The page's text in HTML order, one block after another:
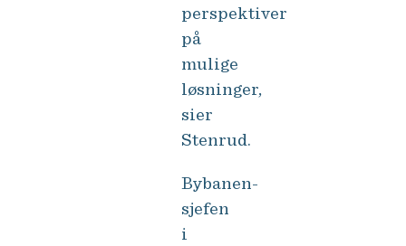
perspektiver
på
mulige
løsninger,
sier
Stenrud.
Bybanen-
sjefen
i